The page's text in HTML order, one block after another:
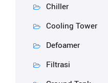
Chiller
Cooling Tower
Defoamer
Filtrasi